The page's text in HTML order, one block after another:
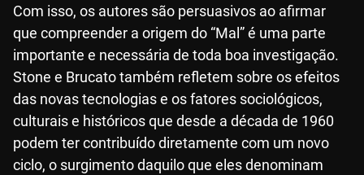
Com isso, os autores são persuasivos ao afirmar
que compreender a origem do “Mal” é uma parte
importante e necessária de toda boa investigação.
Stone e Brucato também refletem sobre os efeitos
das novas tecnologias e os fatores sociológicos,
culturais e históricos que desde a década de 1960
podem ter contribuído diretamente com um novo
ciclo, o surgimento daquilo que eles denominam